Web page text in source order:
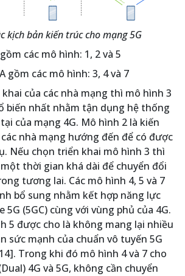
kịch bản kiến trúc cho mạng 5G
các mô hình: 1, 2 và 5
gồm các mô hình: 3, 4 và 7
của các nhà mạng thì mô hình 3
biến nhất nhằm tận dụng hệ thống
của mạng 4G. Mô hình 2 là kiến
nhà mạng hướng đến để có được
Nếu chọn triển khai mô hình 3 thì
thời gian khá dài để chuyển đổi
tương lai. Các mô hình 4, 5 và 7
bổ sung nhằm kết hợp năng lực
5G (5GC) cùng với vùng phủ của 4G.
5 được cho là không mang lại nhiều
sức mạnh của chuẩn vô tuyến 5G
Trong khi đó mô hình 4 và 7 cho
4G và 5G, không cần chuyển